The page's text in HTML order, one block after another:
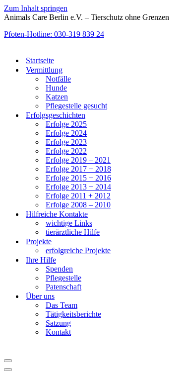
Zum Inhalt springen
Animals Care Berlin e.V. – Tierschutz ohne Grenzen
Pfoten-Hotline: 030-319 839 24
Startseite
Vermittlung
Notfälle
Hunde
Katzen
Pflegestelle gesucht
Erfolgsgeschichten
Erfolge 2025
Erfolge 2024
Erfolge 2023
Erfolge 2022
Erfolge 2019 – 2021
Erfolge 2017 + 2018
Erfolge 2015 + 2016
Erfolge 2013 + 2014
Erfolge 2011 + 2012
Erfolge 2008 – 2010
Hilfreiche Kontakte
wichtige Links
tierärztliche Hilfe
Projekte
erfolgreiche Projekte
Ihre Hilfe
Spenden
Pflegestelle
Patenschaft
Über uns
Das Team
Tätigkeitsberichte
Satzung
Kontakt
Navigationsmenü
Navigationsmenü